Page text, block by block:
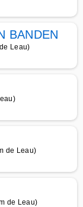
BANDEN
Leau)
de Leau)
de Leau)